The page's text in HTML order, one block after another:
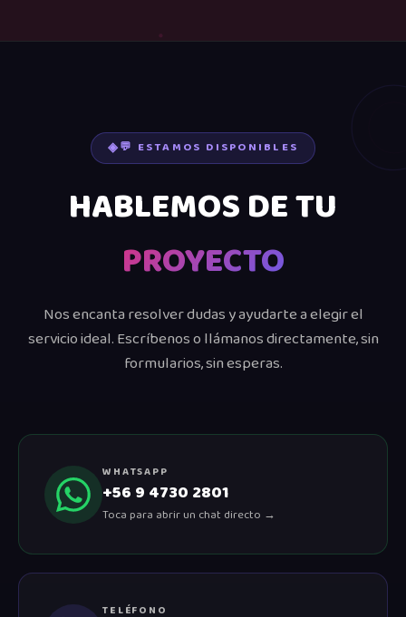
💬 ESTAMOS DISPONIBLES
HABLEMOS DE TU
PROYECTO
Nos encanta resolver dudas y ayudarte a elegir el
servicio ideal. Escríbenos o llámanos directamente, sin
formularios, sin esperas.
WHATSAPP
+56 9 4730 2801
Toca para abrir un chat directo →
TELÉFONO